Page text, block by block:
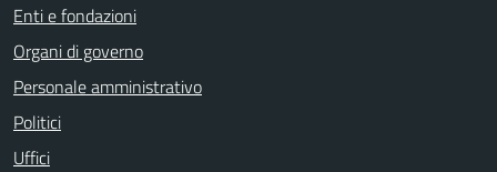
Enti e fondazioni
Organi di governo
Personale amministrativo
Politici
Uffici